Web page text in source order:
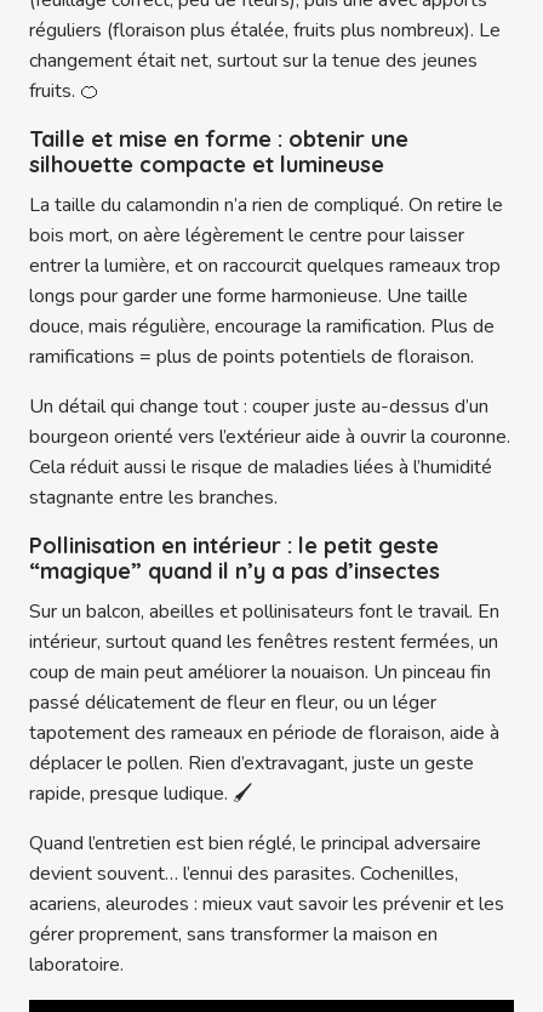
réguliers (floraison plus étalée, fruits plus nombreux). Le
changement était net, surtout sur la tenue des jeunes
fruits. 🍊
Taille et mise en forme : obtenir une
silhouette compacte et lumineuse
La taille du calamondin n’a rien de compliqué. On retire le
bois mort, on aère légèrement le centre pour laisser
entrer la lumière, et on raccourcit quelques rameaux trop
longs pour garder une forme harmonieuse. Une taille
douce, mais régulière, encourage la ramification. Plus de
ramifications = plus de points potentiels de floraison.
Un détail qui change tout : couper juste au-dessus d’un
bourgeon orienté vers l’extérieur aide à ouvrir la couronne.
Cela réduit aussi le risque de maladies liées à l’humidité
stagnante entre les branches.
Pollinisation en intérieur : le petit geste
“magique” quand il n’y a pas d’insectes
Sur un balcon, abeilles et pollinisateurs font le travail. En
intérieur, surtout quand les fenêtres restent fermées, un
coup de main peut améliorer la nouaison. Un pinceau fin
passé délicatement de fleur en fleur, ou un léger
tapotement des rameaux en période de floraison, aide à
déplacer le pollen. Rien d’extravagant, juste un geste
rapide, presque ludique. 🖌️
Quand l’entretien est bien réglé, le principal adversaire
devient souvent… l’ennui des parasites. Cochenilles,
acariens, aleurodes : mieux vaut savoir les prévenir et les
gérer proprement, sans transformer la maison en
laboratoire.